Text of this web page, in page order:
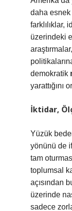
daha
farklılıklar,
üzerindeki
demokratik
yarattığını
İktidar,
Yüzük
yönünü de
tam
toplumsal
açısından
üzerinde
sadece